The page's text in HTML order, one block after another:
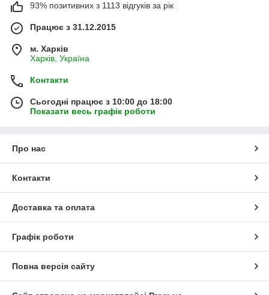
93% позитивних з 1113 відгуків за рік
Працює з 31.12.2015
м. Харків
Харків, Україна
Контакти
Сьогодні працює з 10:00 до 18:00
Показати весь графік роботи
Про нас
Контакти
Доставка та оплата
Графік роботи
Повна версія сайту